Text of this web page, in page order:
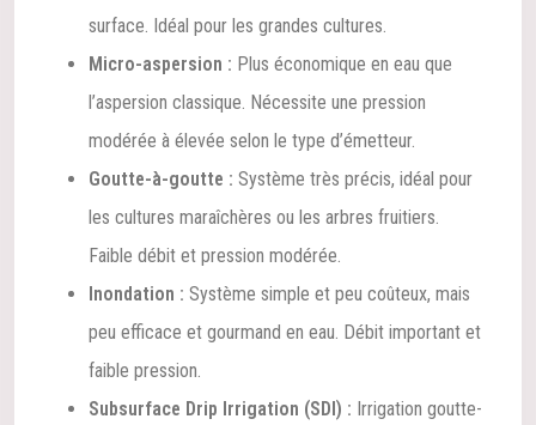
surface. Idéal pour les grandes cultures.
Micro-aspersion : Plus économique en eau que
l’aspersion classique. Nécessite une pression
modérée à élevée selon le type d’émetteur.
Goutte-à-goutte : Système très précis, idéal pour
les cultures maraîchères ou les arbres fruitiers.
Faible débit et pression modérée.
Inondation : Système simple et peu coûteux, mais
peu efficace et gourmand en eau. Débit important et
faible pression.
Subsurface Drip Irrigation (SDI) : Irrigation goutte-